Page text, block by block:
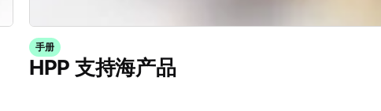
手册
HPP 支持海产品